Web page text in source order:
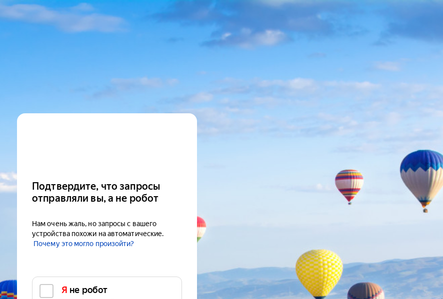
Подтвердите, что запросы
отправляли вы, а не робот
Нам очень жаль, но запросы с вашего
устройства похожи на автоматические.
Почему это могло произойти?
Я не робот